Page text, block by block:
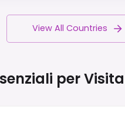
View All Countries
per